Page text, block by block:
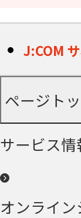
J:COM
ページト
サービス情
オンライ